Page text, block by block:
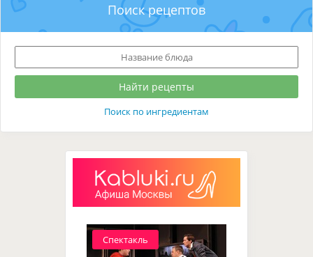
Поиск рецептов
Поиск по ингредиентам
Спектакль